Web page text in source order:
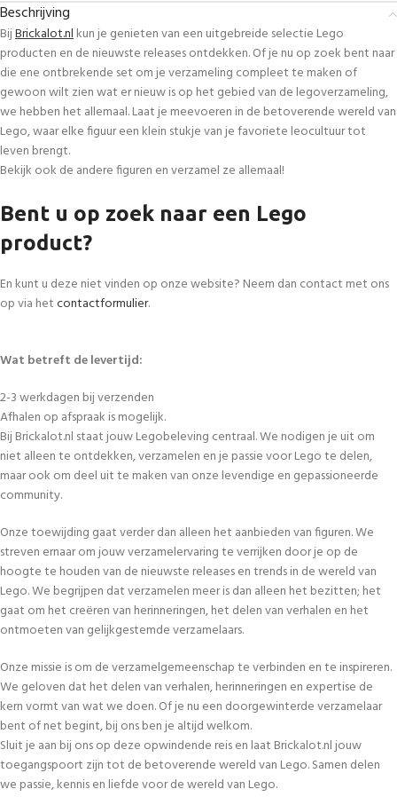
Beschrijving
BijBrickalot.nlkun je genieten van een uitgebreide selectie Lego
producten en de nieuwste releases ontdekken. Of je nu op zoek bent naar
die ene ontbrekende set om je verzameling compleet te maken of
gewoon wilt zien wat er nieuw is op het gebied van de legoverzameling,
we hebben het allemaal. Laat je meevoeren in de betoverende wereld van
Lego, waar elke figuur een klein stukje van je favoriete leocultuur tot
leven brengt.
Bekijk ook de andere figuren en verzamel ze allemaal!
Bent u op zoek naar een Lego
product?
En kunt u deze niet vinden op onze website? Neem dan contact met ons
op via hetcontactformulier.
Wat betreft de levertijd:
2-3 werkdagen bij verzenden
Afhalen op afspraak is mogelijk.
Bij Brickalot.nl staat jouw Legobeleving centraal. We nodigen je uit om
niet alleen te ontdekken, verzamelen en je passie voor Lego te delen,
maar ook om deel uit te maken van onze levendige en gepassioneerde
community.
Onze toewijding gaat verder dan alleen het aanbieden van figuren. We
streven ernaar om jouw verzamelervaring te verrijken door je op de
hoogte te houden van de nieuwste releases en trends in de wereld van
Lego. We begrijpen dat verzamelen meer is dan alleen het bezitten; het
gaat om het creëren van herinneringen, het delen van verhalen en het
ontmoeten van gelijkgestemde verzamelaars.
Onze missie is om de verzamelgemeenschap te verbinden en te inspireren.
We geloven dat het delen van verhalen, herinneringen en expertise de
kern vormt van wat we doen. Of je nu een doorgewinterde verzamelaar
bent of net begint, bij ons ben je altijd welkom.
Sluit je aan bij ons op deze opwindende reis en laat Brickalot.nl jouw
toegangspoort zijn tot de betoverende wereld van Lego. Samen delen
we passie, kennis en liefde voor de wereld van Lego.